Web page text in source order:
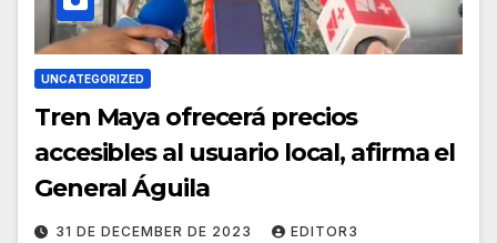
UNCATEGORIZED
Tren Maya ofrecerá precios
accesibles al usuario local, afirma el
General Águila
31 DE DECEMBER DE 2023 EDITOR3